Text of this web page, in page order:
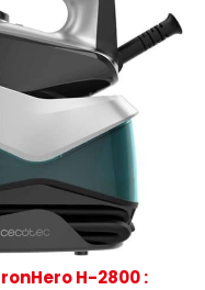
H-2800 :